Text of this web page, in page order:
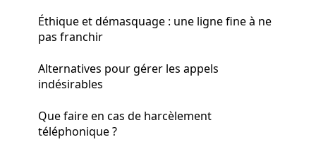
Éthique et démasquage : une ligne fine à ne
pas franchir
Alternatives pour gérer les appels
indésirables
Que faire en cas de harcèlement
téléphonique ?